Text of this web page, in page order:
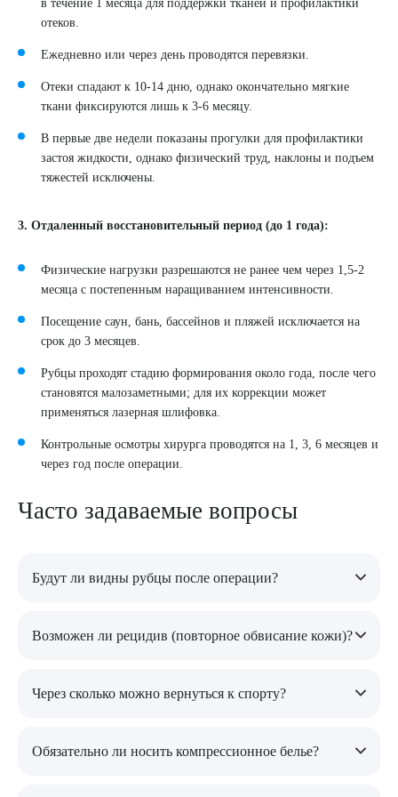
отеков.
Ежедневно или через день проводятся перевязки.
Отеки спадают к 10-14 дню, однако окончательно мягкие
ткани фиксируются лишь к 3-6 месяцу.
В первые две недели показаны прогулки для профилактики
застоя жидкости, однако физический труд, наклоны и подъем
тяжестей исключены.
3. Отдаленный восстановительный период (до 1 года):
Физические нагрузки разрешаются не ранее чем через 1,5-2
месяца с постепенным наращиванием интенсивности.
Посещение саун, бань, бассейнов и пляжей исключается на
срок до 3 месяцев.
Рубцы проходят стадию формирования около года, после чего
становятся малозаметными; для их коррекции может
применяться лазерная шлифовка.
Контрольные осмотры хирурга проводятся на 1, 3, 6 месяцев и
через год после операции.
Часто задаваемые вопросы
Будут ли видны рубцы после операции?
кожи. Однако хирурги располагают разрезы в зонах, скрытых
соблюдении рекомендаций швы становятся малозаметными.
Возможен ли рецидив (повторное обвисание кожи)?
тела, кожа может вновь растянуться. При сохранении
Через сколько можно вернуться к спорту?
после согласования с врачом. Полноценные тренировки
Обязательно ли носить компрессионное белье?